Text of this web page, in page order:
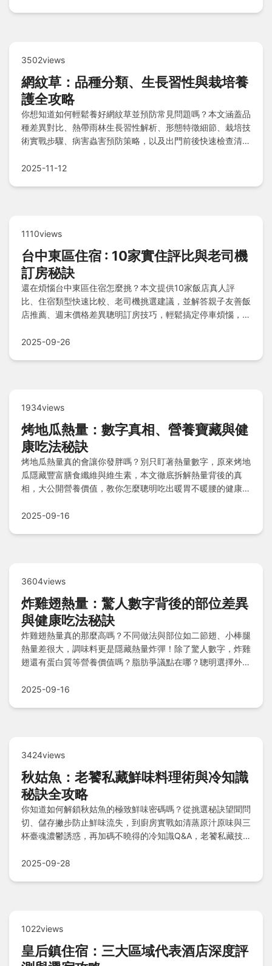
3502views
網紋草：品種分類、生長習性與栽培養
護全攻略
你想知道如何輕鬆養好網紋草並預防常見問題嗎？本文涵蓋品
種差異對比、熱帶雨林生長習性解析、形態特徵細節、栽培技
術實戰步驟、病害蟲害預防策略，以及出門前後快速檢查清
2025-11-12
1110views
台中東區住宿 : 10家實住評比與老司機
訂房秘訣
還在煩惱台中東區住宿怎麼挑？本文提供10家飯店真人評
比、住宿類型快速比較、老司機挑選建議，並解答親子友善飯
店推薦、週末價格差異聰明訂房技巧，輕鬆搞定停車煩惱，幫
2025-09-26
1934views
烤地瓜熱量：數字真相、營養寶藏與健
康吃法秘訣
烤地瓜熱量真的會讓你發胖嗎？別只盯著熱量數字，原來烤地
瓜隱藏豐富膳食纖維與維生素，本文徹底拆解熱量背後的真
相，大公開營養價值，教你怎麼聰明吃出暖胃不暖腰的健康秘
2025-09-16
3604views
炸雞翅熱量：驚人數字背後的部位差異
與健康吃法秘訣
炸雞翅熱量真的那麼高嗎？不同做法與部位如二節翅、小棒腿
熱量差很大，調味料更是隱藏熱量炸彈！除了驚人數字，炸雞
翅還有蛋白質等營養價值嗎？脂肪爭議點在哪？聰明選擇外
負擔！
2025-09-16
3424views
秋姑魚：老饕私藏鮮味料理術與冷知識
秘訣全攻略
你知道如何解鎖秋姑魚的極致鮮味密碼嗎？從挑選秘訣望聞問
切、儲存撇步防止鮮味流失，到廚房實戰如清蒸原汁原味與三
杯臺魂濃鬱誘惑，再加碼不曉得的冷知識Q&A，老饕私藏技
2025-09-28
1022views
皇后鎮住宿：三大區域代表酒店深度評